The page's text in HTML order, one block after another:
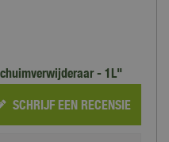
- 1L"
SCHRIJF EEN RECENSIE